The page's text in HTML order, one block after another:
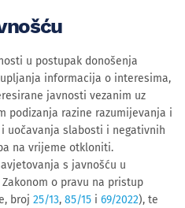
u postupak donošenja
informacija o interesima,
javnosti vezanim uz
podizanja razine razumijevanja i
uočavanja slabosti i negativnih
na vrijeme otkloniti.
s javnošću u
o pravu na pristup
broj 25/13, 85/15 i 69/2022), te